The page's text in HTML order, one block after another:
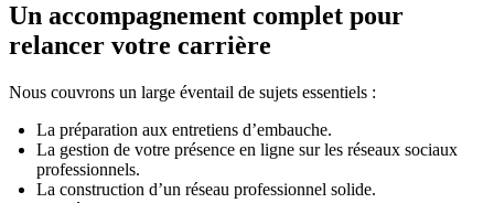
Un accompagnement complet pour
relancer votre carrière
Nous couvrons un large éventail de sujets essentiels :
La préparation aux entretiens d’embauche.
La gestion de votre présence en ligne sur les réseaux sociaux
professionnels.
La construction d’un réseau professionnel solide.